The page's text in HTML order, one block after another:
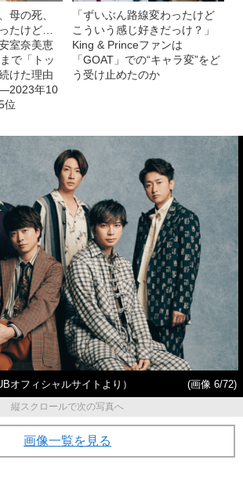
母の死、
たけど…
室奈美恵
で「トッ
けた理由
年10
位
「ずいぶん路線変わったけど
こういう感じ好きだっけ？」
King & Princeファンは
「GOAT」での“キャラ変”をど
う受け止めたのか
オフィシャルサイトより）
(画像 6/72)
縦スクロールで次の写真へ
画像一覧を見る